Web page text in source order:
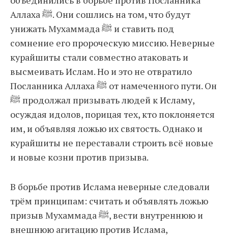
Аллаха ﷺ. Они сошлись на том, что будут
унижать Мухаммада ﷺ и ставить под
сомнение его пророческую миссию. Неверные
курайшиты стали совместно атаковать и
высмеивать Ислам. Но и это не отвратило
Посланника Аллаха ﷺ от намеченного пути. Он
ﷺ продолжал призывать людей к Исламу,
осуждая идолов, порицая тех, кто поклоняется
им, и объявляя ложью их святость. Однако и
курайшиты не переставали строить всё новые
и новые козни против призыва.
В борьбе против Ислама неверные следовали
трём принципам: считать и объявлять ложью
призыв Мухаммада ﷺ, вести внутреннюю и
внешнюю агитацию против Ислама,